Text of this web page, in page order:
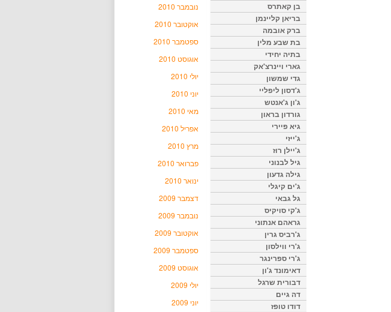
נובמבר 2010
אוקטובר 2010
ספטמבר 2010
אוגוסט 2010
יולי 2010
יוני 2010
מאי 2010
אפריל 2010
מרץ 2010
פברואר 2010
ינואר 2010
דצמבר 2009
נובמבר 2009
אוקטובר 2009
ספטמבר 2009
אוגוסט 2009
יולי 2009
יוני 2009
בן קאתרס
בריאן קליינמן
ברק אובמה
בת שבע מלין
בתיה יחידי
גארי ויינרצ'אק
גדי שמשון
ג'דסון ליפליי
ג'ון ג'אנטש
גורדון בראון
גיא פיירי
ג'ייזי
ג'יילן רוז
גיל לבנוני
גילה גדעון
ג'ים קיגלי
גל גבאי
ג'קי סויקיס
גראהם אנתוני
ג'רביס גרין
ג'רי ווילסון
ג'רי ספרינגר
דאימונד ג'ון
דבורית שרגל
דה גיים
דודו טופז